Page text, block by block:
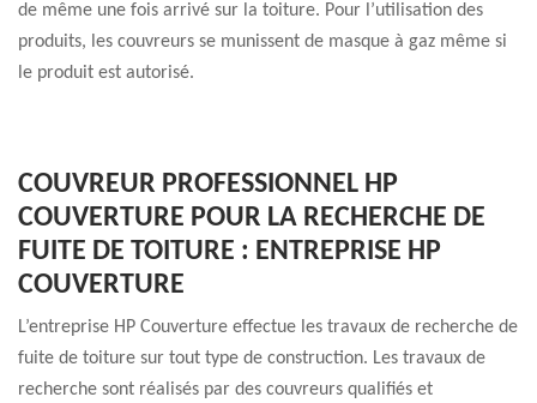
de même une fois arrivé sur la toiture. Pour l’utilisation des
produits, les couvreurs se munissent de masque à gaz même si
le produit est autorisé.
COUVREUR PROFESSIONNEL HP
COUVERTURE POUR LA RECHERCHE DE
FUITE DE TOITURE : ENTREPRISE HP
COUVERTURE
L’entreprise HP Couverture effectue les travaux de recherche de
fuite de toiture sur tout type de construction. Les travaux de
recherche sont réalisés par des couvreurs qualifiés et